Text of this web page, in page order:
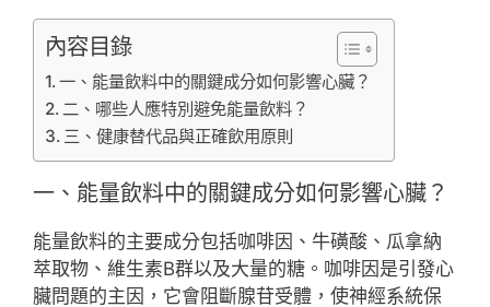
內容目錄
一、能量飲料中的關鍵成分如何影響心臟？
二、哪些人應特別避免能量飲料？
三、健康替代品與正確飲用原則
一、能量飲料中的關鍵成分如何影響心臟？
能量飲料的主要成分包括咖啡因、牛磺酸、瓜拿納
萃取物、維生素B群以及大量的糖。咖啡因是引發心
臟問題的主因，它會阻斷腺苷受體，使神經系統保